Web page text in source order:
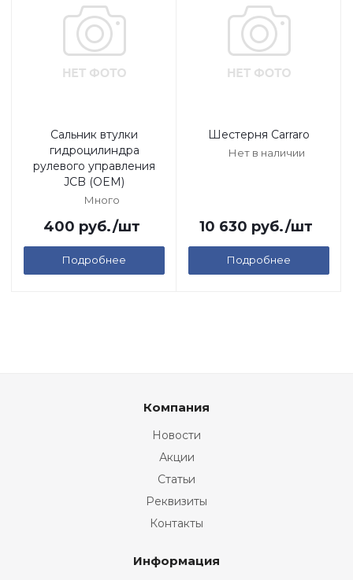
Сальник втулки
гидроцилиндра
рулевого управления
JCB (OEM)
Много
400 руб./шт
Подробнее
Шестерня Carraro
Нет в наличии
10 630 руб./шт
Подробнее
Компания
Новости
Акции
Статьи
Реквизиты
Контакты
Информация